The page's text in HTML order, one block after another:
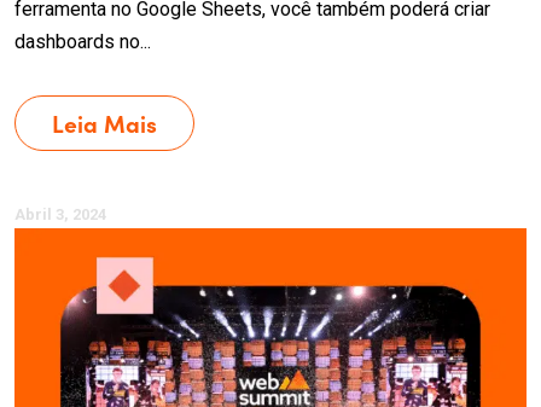
ferramenta no Google Sheets, você também poderá criar
dashboards no...
Leia Mais
Abril 3, 2024